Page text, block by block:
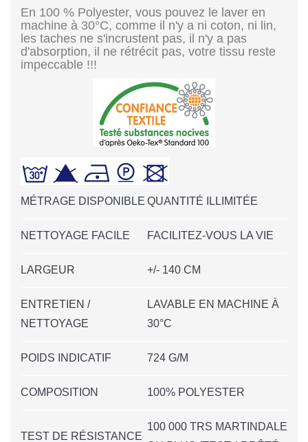
En 100 % Polyester, vous pouvez le laver en
machine à 30°C, comme il n'y a ni coton, ni lin,
les taches ne s'incrustent pas, il n'y a pas
d'absorption, il ne rétrécit pas, votre tissu reste
impeccable !!!
MÉTRAGE DISPONIBLE QUANTITÉ ILLIMITÉE
NETTOYAGE FACILE FACILITEZ-VOUS LA VIE
LARGEUR +/- 140 CM
ENTRETIEN /
NETTOYAGE
LAVABLE EN MACHINE À
30°C
POIDS INDICATIF 724 G/M
COMPOSITION 100% POLYESTER
TEST DE RÉSISTANCE
100 000 TRS MARTINDALE